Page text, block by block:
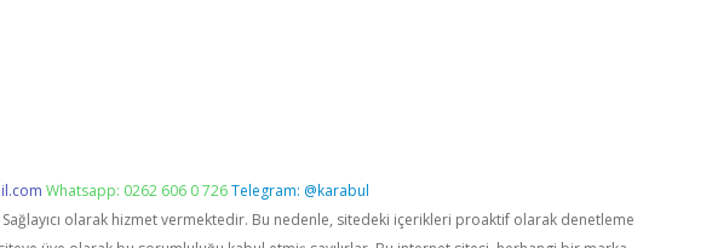
Whatsapp: 0262 606 0 726Telegram: @karabul
olarak hizmet vermektedir. Bu nedenle, sitedeki içerikleri proaktif olarak denetleme